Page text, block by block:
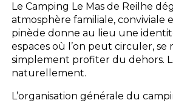
Le Camping Le Mas de Reilhe
atmosphère familiale, conviviale
pinède donne au lieu une
espaces où l’on peut circuler,
simplement profiter du dehors.
naturellement.
L’organisation générale du